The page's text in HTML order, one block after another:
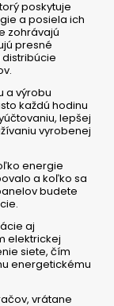
poskytuje
a posiela ich
zohrávajú
presné
a výrobu
každú hodinu
lepšej
vyrobenej
energie
a koľko sa
budete
aj
elektrickej
siete, čím
energetickému
vrátane